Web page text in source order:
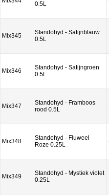
0.5L
Mix345
Standohyd - Satijnblauw
0.5L
Mix346
Standohyd - Satijngroen
0.5L
Mix347
Standohyd - Framboos
rood 0.5L
Mix348
Standohyd - Fluweel
Roze 0.25L
Mix349
Standohyd - Mystiek violet
0.25L